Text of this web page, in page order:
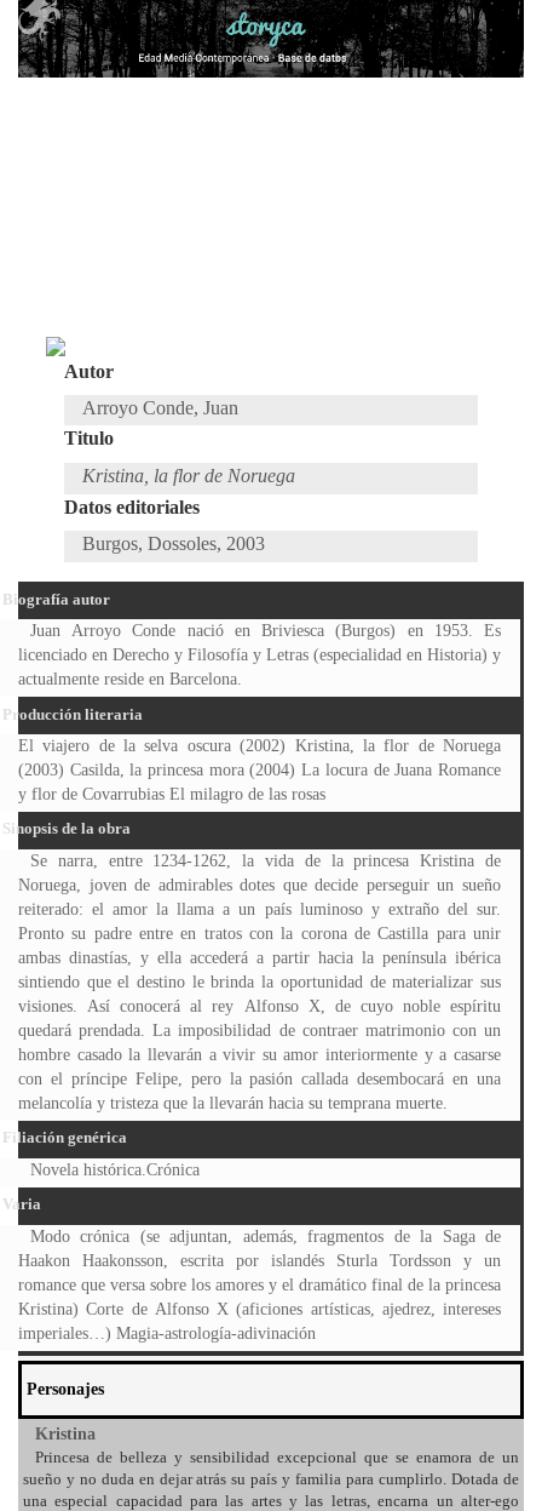
Autor
Arroyo Conde, Juan
Titulo
Kristina, la flor de Noruega
Datos editoriales
Burgos, Dossoles, 2003
Biografía autor
Juan Arroyo Conde nació en Briviesca (Burgos) en 1953. Es
licenciado en Derecho y Filosofía y Letras (especialidad en Historia) y
actualmente reside en Barcelona.
Producción literaria
El viajero de la selva oscura (2002) Kristina, la flor de Noruega
(2003) Casilda, la princesa mora (2004) La locura de Juana Romance
y flor de Covarrubias El milagro de las rosas
Sinopsis de la obra
Se narra, entre 1234-1262, la vida de la princesa Kristina de
Noruega, joven de admirables dotes que decide perseguir un sueño
reiterado: el amor la llama a un país luminoso y extraño del sur.
Pronto su padre entre en tratos con la corona de Castilla para unir
ambas dinastías, y ella accederá a partir hacia la península ibérica
sintiendo que el destino le brinda la oportunidad de materializar sus
visiones. Así conocerá al rey Alfonso X, de cuyo noble espíritu
quedará prendada. La imposibilidad de contraer matrimonio con un
hombre casado la llevarán a vivir su amor interiormente y a casarse
con el príncipe Felipe, pero la pasión callada desembocará en una
melancolía y tristeza que la llevarán hacia su temprana muerte.
Filiación genérica
Novela histórica.Crónica
Varia
Modo crónica (se adjuntan, además, fragmentos de la Saga de
Haakon Haakonsson, escrita por islandés Sturla Tordsson y un
romance que versa sobre los amores y el dramático final de la princesa
Kristina) Corte de Alfonso X (aficiones artísticas, ajedrez, intereses
imperiales…) Magia-astrología-adivinación
Personajes
Kristina
Princesa de belleza y sensibilidad excepcional que se enamora de un
sueño y no duda en dejar atrás su país y familia para cumplirlo. Dotada de
una especial capacidad para las artes y las letras, encarna un alter-ego